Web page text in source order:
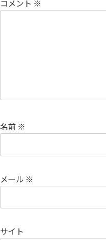
コメント ※
名前 ※
メール ※
サイト